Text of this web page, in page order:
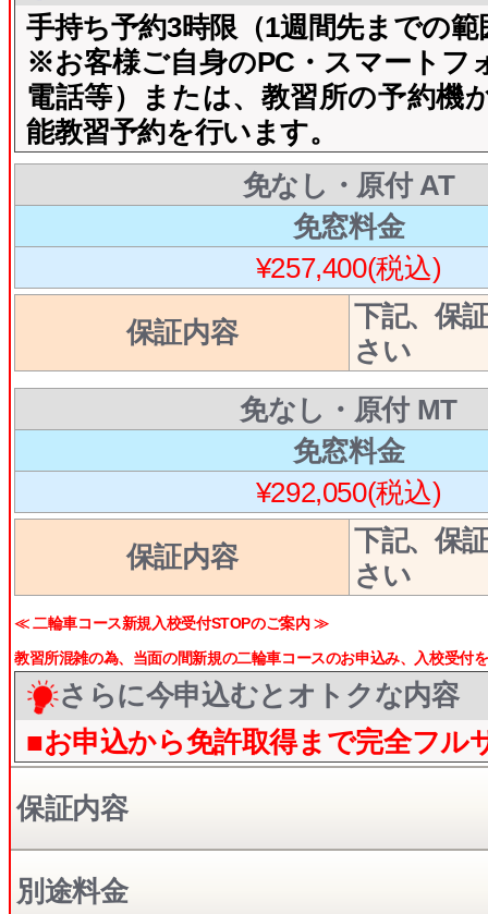
手持ち予約3時限（1週間先までの範
※お客様ご自身のPC・スマートフ
電話等）または、教習所の予約機
能教習予約を行います。
免なし・原付 AT
免窓料金
¥257,400(税込)
保証内容
下記、保
さい
免なし・原付 MT
免窓料金
¥292,050(税込)
保証内容
下記、保
さい
≪ 二輪車コース新規入校受付STOPのご案内 ≫
教習所混雑の為、当面の間新規の二輪車コースのお申込み、入校受付
さらに今申込むとオトクな内容
■お申込から免許取得まで完全フル
保証内容
別途料金